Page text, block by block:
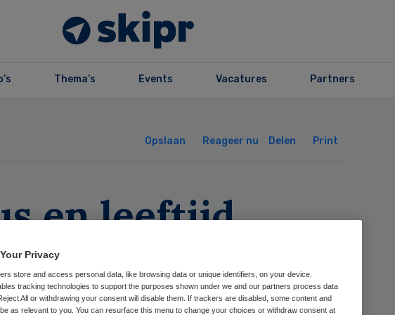
Thema’s Events Vacatures Partners
Opslaan Reageer nu Delen Print
en leeftijd
bepalen recept
Privacy
store and access personal data, like browsing data or unique identifiers, on your device.
tracking technologies to support the purposes shown under we and our partners process data
All or withdrawing your consent will disable them. If trackers are disabled, some content and
as relevant to you. You can resurface this menu to change your choices or withdraw consent at